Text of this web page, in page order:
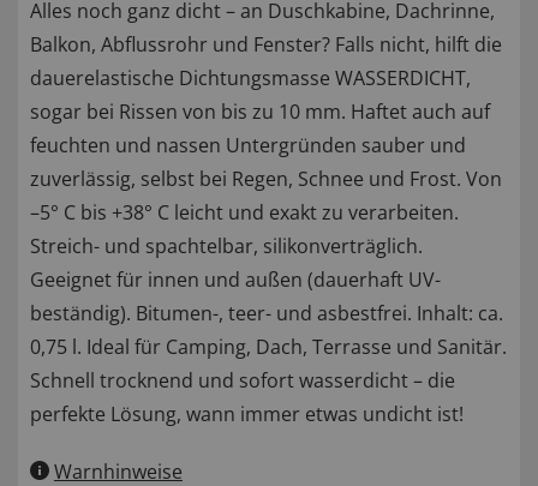
Alles noch ganz dicht – an Duschkabine, Dachrinne,
Balkon, Abflussrohr und Fenster? Falls nicht, hilft die
dauerelastische Dichtungsmasse WASSERDICHT,
sogar bei Rissen von bis zu 10 mm. Haftet auch auf
feuchten und nassen Untergründen sauber und
zuverlässig, selbst bei Regen, Schnee und Frost. Von
–5° C bis +38° C leicht und exakt zu verarbeiten.
Streich- und spachtelbar, silikonverträglich.
Geeignet für innen und außen (dauerhaft UV-
beständig). Bitumen-, teer- und asbestfrei. Inhalt: ca.
0,75 l. Ideal für Camping, Dach, Terrasse und Sanitär.
Schnell trocknend und sofort wasserdicht – die
perfekte Lösung, wann immer etwas undicht ist!
Warnhinweise